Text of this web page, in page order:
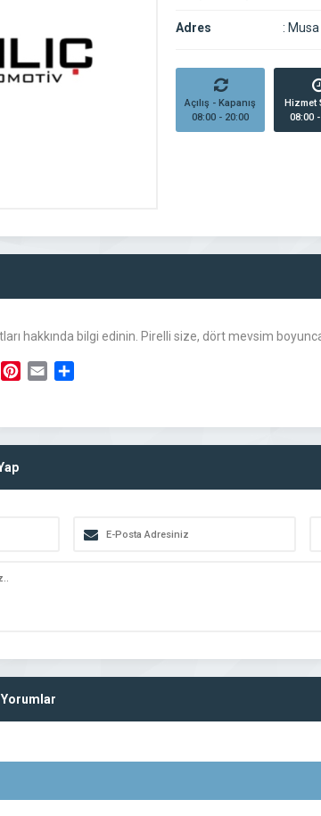
Adres : Musa
Açılış - Kapanış
08:00 - 20:00
Hizmet
08:00
hakkında bilgi edinin. Pirelli size, dört mevsim
TumblrPinterest
Email
Yorumlar